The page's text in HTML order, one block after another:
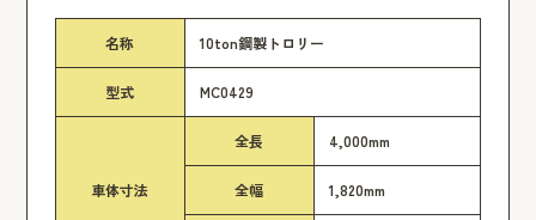
名称 10ton鋼製トロリー
型式 MC0429
車体寸法
全長 4,000mm
全幅 1,820mm